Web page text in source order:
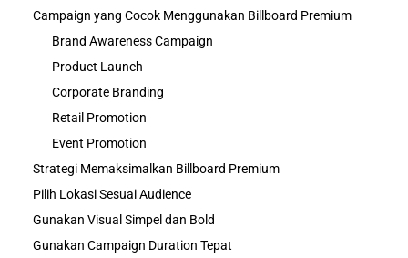
Campaign yang Cocok Menggunakan Billboard Premium
Brand Awareness Campaign
Product Launch
Corporate Branding
Retail Promotion
Event Promotion
Strategi Memaksimalkan Billboard Premium
Pilih Lokasi Sesuai Audience
Gunakan Visual Simpel dan Bold
Gunakan Campaign Duration Tepat